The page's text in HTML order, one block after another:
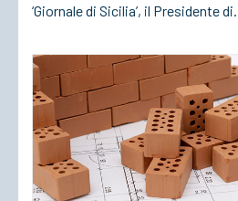
‘Giornale di Sicilia’, il Presidente di…